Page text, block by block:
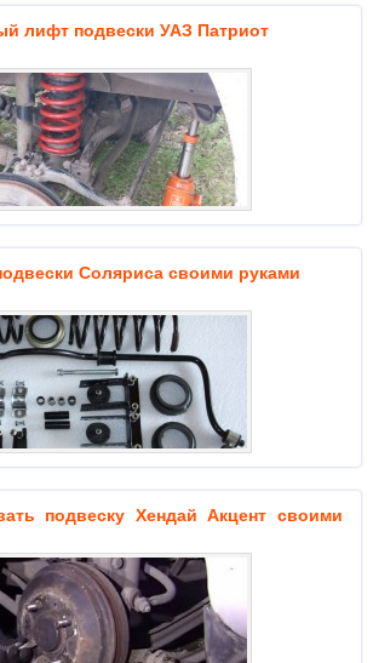
лифт подвески УАЗ Патриот
Соляриса своими руками
подвеску Хендай Акцент своими